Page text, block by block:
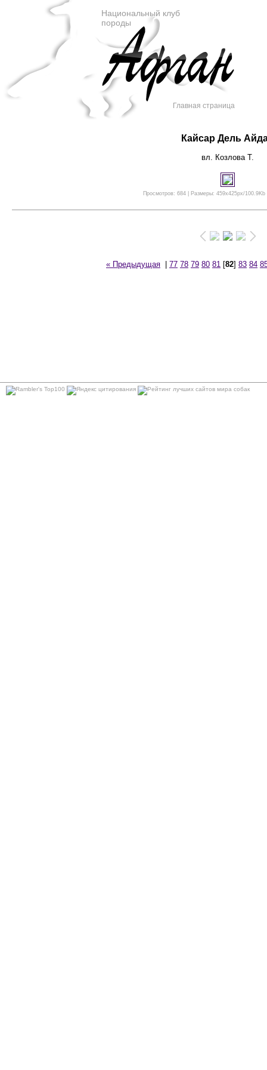
Национальный клуб
породы
Главная страница
Кайсар Дель
вл. Козлова Т.
Просмотров: 684 | Размеры: 459x425px/100.9Kb
« Предыдущая 77 78 79 80 81 [82] 83 84